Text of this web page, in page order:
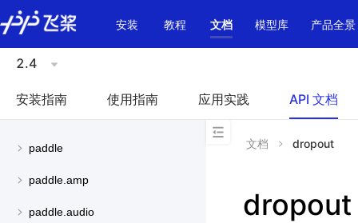
\u200E
安装
教程 文档 模型库 产品全景
2.4
安装指南 使用指南 应用实践 API 文档
paddle
paddle.amp
paddle.audio
文档 dropout
dropout